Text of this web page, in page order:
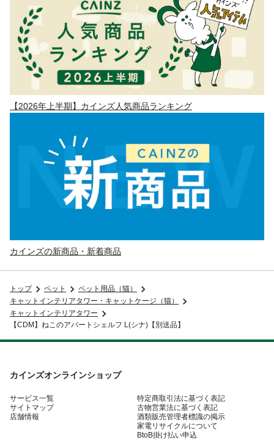
【2026年上半期】カインズ人気商品ランキング
カインズの新商品・新着商品
トップ ペット
ペット用品（猫）
キャットインテリアタワー・キャットケージ（猫）
キャットインテリアタワー
【CDM】ねこのアパートシェルフ L(シナ)【別送品】
カインズオンラインショップ
サービス一覧
サイトマップ
店舗情報
特定商取引法に基づく表記
古物営業法に基づく表記
酒類販売管理者標識の掲示
家電リサイクルについて
BtoB掛け払い申込